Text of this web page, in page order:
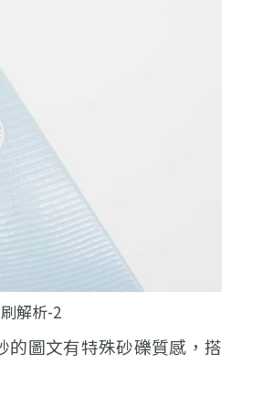
解析-2
的圖文有特殊砂礫質感，搭